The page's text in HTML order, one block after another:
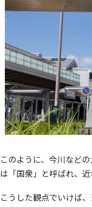
このように、今川など
は「国衆」と呼ばれ、
こうした観点でいけば